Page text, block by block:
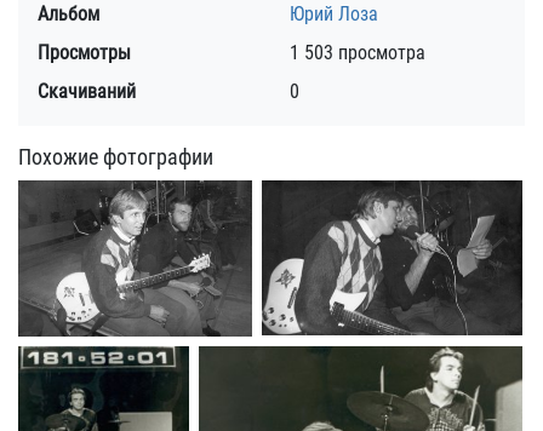
Альбом
Юрий Лоза
Просмотры
1 503 просмотра
Скачиваний
0
Похожие фотографии